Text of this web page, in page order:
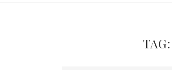
TAG: